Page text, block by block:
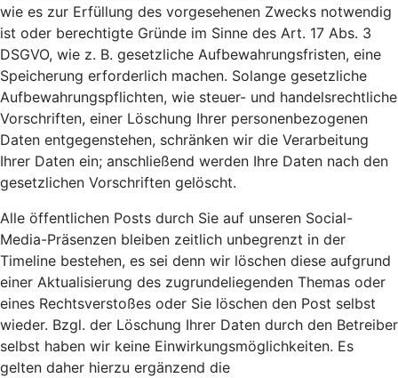
wie es zur Erfüllung des vorgesehenen Zwecks notwendig
ist oder berechtigte Gründe im Sinne des Art. 17 Abs. 3
DSGVO, wie z. B. gesetzliche Aufbewahrungsfristen, eine
Speicherung erforderlich machen. Solange gesetzliche
Aufbewahrungspflichten, wie steuer- und handelsrechtliche
Vorschriften, einer Löschung Ihrer personenbezogenen
Daten entgegenstehen, schränken wir die Verarbeitung
Ihrer Daten ein; anschließend werden Ihre Daten nach den
gesetzlichen Vorschriften gelöscht.
Alle öffentlichen Posts durch Sie auf unseren Social-
Media-Präsenzen bleiben zeitlich unbegrenzt in der
Timeline bestehen, es sei denn wir löschen diese aufgrund
einer Aktualisierung des zugrundeliegenden Themas oder
eines Rechtsverstoßes oder Sie löschen den Post selbst
wieder. Bzgl. der Löschung Ihrer Daten durch den Betreiber
selbst haben wir keine Einwirkungsmöglichkeiten. Es
gelten daher hierzu ergänzend die